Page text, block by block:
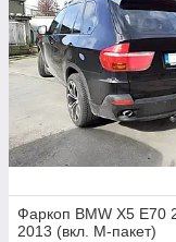
2.
Фаркоп BMW X5 E70
2013 (вкл. М-пакет)